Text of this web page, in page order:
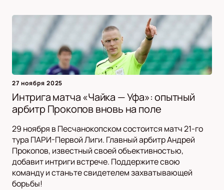
27 ноября 2025
Интрига матча «Чайка — Уфа»: опытный
арбитр Прокопов вновь на поле
29 ноября в Песчанокопском состоится матч 21-го
тура ПАРИ-Первой Лиги. Главный арбитр Андрей
Прокопов, известный своей объективностью,
добавит интриги встрече. Поддержите свою
команду и станьте свидетелем захватывающей
борьбы!